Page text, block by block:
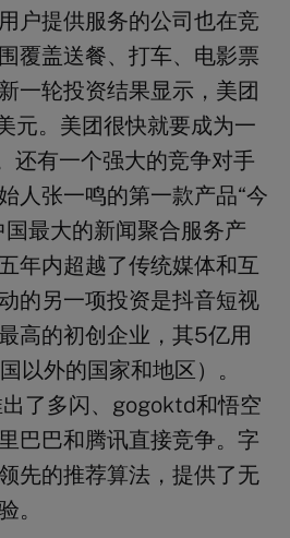
户提供服务的公司也在竞
覆盖送餐、打车、电影票
一轮投资结果显示，美团
元。美团很快就要成为一
还有一个强大的竞争对手
人张一鸣的第一款产品“今
国最大的新闻聚合服务产
年内超越了传统媒体和互
的另一项投资是抖音短视
高的初创企业，其5亿用
以外的国家和地区）。
了多闪、gogoktd和悟空
巴巴和腾讯直接竞争。字
先的推荐算法，提供了无
。